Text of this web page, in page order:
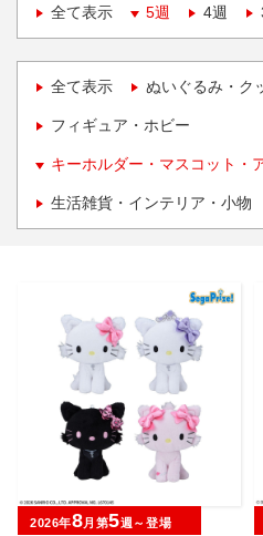
全て表示
5週 4週
全て表示 ぬいぐるみ・ク
フィギュア・ホビー
キーホルダー・マスコット・
生活雑貨・インテリア・小物
2026年8月第5週～登場